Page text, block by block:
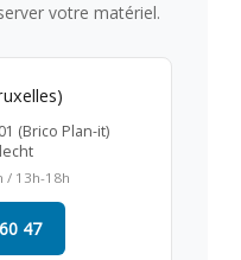
votre matériel.
(Brico Plan-it)
/ 13h-18h
47